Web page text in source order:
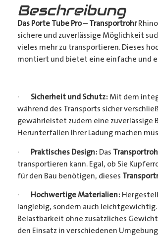
Beschreibung
Das Porte Tube Pro– Transportrohr
sichere und zuverlässige Möglichkeit
vieles mehr zu transportieren. Dieses
montiert und bietet eine einfache und
· Sicherheit und Schutz: Mit dem
während des Transports sicher
gewährleistet zudem eine zuverlässige
Herunterfallen Ihrer Ladung machen
· Praktisches Design: Das
transportieren kann. Egal, ob Sie
für den Bau benötigen, dieses
· Hochwertige Materialien:
langlebig, sondern auch
Belastbarkeit ohne zusätzliches
den Einsatz in verschiedenen